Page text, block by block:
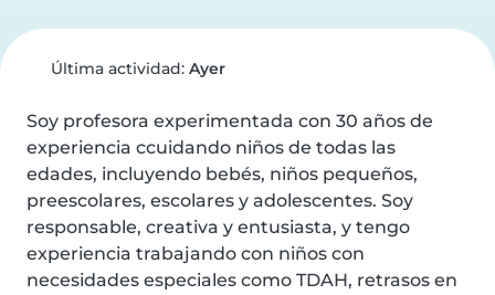
Última actividad: Ayer
Soy profesora experimentada con 30 años de
experiencia ccuidando niños de todas las
edades, incluyendo bebés, niños pequeños,
preescolares, escolares y adolescentes. Soy
responsable, creativa y entusiasta, y tengo
experiencia trabajando con niños con
necesidades especiales como TDAH, retrasos en